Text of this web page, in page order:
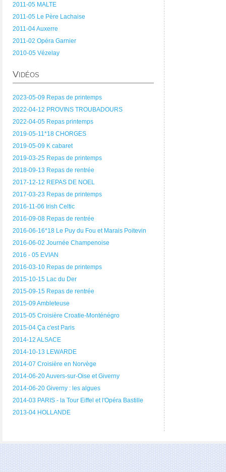
2011-05 MALTE
2011-05 Le Père Lachaise
2011-04 Auxerre
2011-02 Opéra Garnier
2010-05 Vézelay
Vidéos
2023-05-09 Repas de printemps
2022-04-12 PROVINS TROUBADOURS
2022-04-05 Repas printemps
2019-05-11*18 CHORGES
2019-05-09 K cabaret
2019-03-25 Repas de printemps
2018-09-13 Repas de rentrée
2017-12-12 REPAS DE NOEL
2017-03-23 Repas de printemps
2016-11-06 Irish Celtic
2016-09-08 Repas de rentrée
2016-06-16*18 Le Puy du Fou et Marais Poitevin
2016-06-02 Journée Champenoise
2016 - 05 EVIAN
2016-03-10 Repas de printemps
2015-10-15 Lac du Der
2015-09-15 Repas de rentrée
2015-09 Ambleteuse
2015-05 Croisière Croatie-Monténégro
2015-04 Ça c'est Paris
2014-12 ALSACE
2014-10-13 LEWARDE
2014-07 Croisière en Norvège
2014-06-20 Auvers-sur-Oise et Giverny
2014-06-20 Giverny : les algues
2014-03 PARIS - la Tour Eiffel et l'Opéra Bastille
2013-04 HOLLANDE